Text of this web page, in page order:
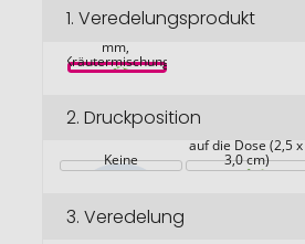
Bildgalerie
1. Veredelungsprodukt
Blumendose
mm,
Kräutermischung
2. Druckposition
Keine
auf die Dose (2,5 x
3,0 cm)
3. Veredelung